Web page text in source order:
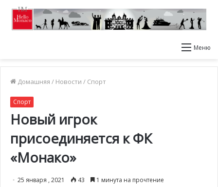
Меню
Домашняя / Новости / Спорт
Спорт
Новый игрок
присоединяется к ФК
«Монако»
25 января , 2021 43 1 минута на прочтение